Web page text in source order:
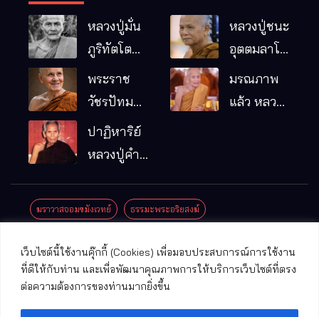
เว็บไซต์นี้ใช้งานคุ๊กกี้ (Cookies) เพื่อมอบประสบการณ์การใช้งาน
ที่ดีให้กับท่าน และเพื่อพัฒนาคุณภาพการให้บริการเว็บไซต์ที่ตรง
ต่อความต้องการของท่านมากยิ่งขึ้น
หลวงปู่มั่น
ภูริทัตโต
พระอริยเจ้า
ผู้เป็นบิดา
รมฐาน
หลวงปู่ชนะ
อุตตมลาโภ
หมากอื๋อ
พระราช
วัชรปัทม
คุณ (หลวง
ปู่บัวเกตุ
แล้ว วัดป่า
อ.แม่ริม
จ.เชียงใหม่
มรณภาพ
แล้ว หลวง
ปาฏิหาริย์
หลวงปู่คำ
มณี
ฆราวาสจอมขมังเวทย์ ธรรมะพระอริยสงฆ์
ปาฏิหาริย์พระเครื่อง
พระพุทธรูปศักดิ์สิทธิ์ วัดที่สําคัญ